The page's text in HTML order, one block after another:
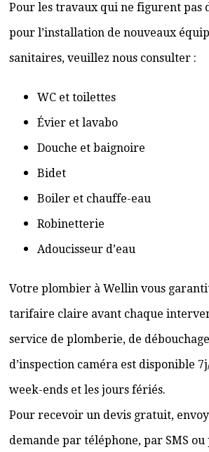
Pour les travaux qui ne figurent pas
pour l’installation de nouveaux
sanitaires, veuillez nous consulter :
WC et toilettes
Évier et lavabo
Douche et baignoire
Bidet
Boiler et chauffe-eau
Robinetterie
Adoucisseur d’eau
Votre plombier à Wellin vous
tarifaire claire avant chaque
service de plomberie, de
d’inspection caméra est disponible
week-ends et les jours fériés.
Pour recevoir un devis gratuit,
demande par téléphone, par SMS